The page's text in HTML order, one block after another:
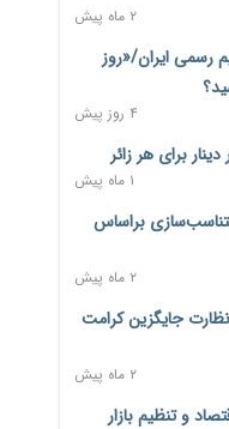
۲ ساعت پیش
رمزارز
از محدودیت به
۳ ساعت پیش
ملی
اصلاحات تأمین
۲ ماه پیش
رسمی ایران/«روز
۴ روز پیش
۱ ماه پیش
براساس
۲ ماه پیش
جایگزین کرامت
۲ ماه پیش
و تنظیم بازار